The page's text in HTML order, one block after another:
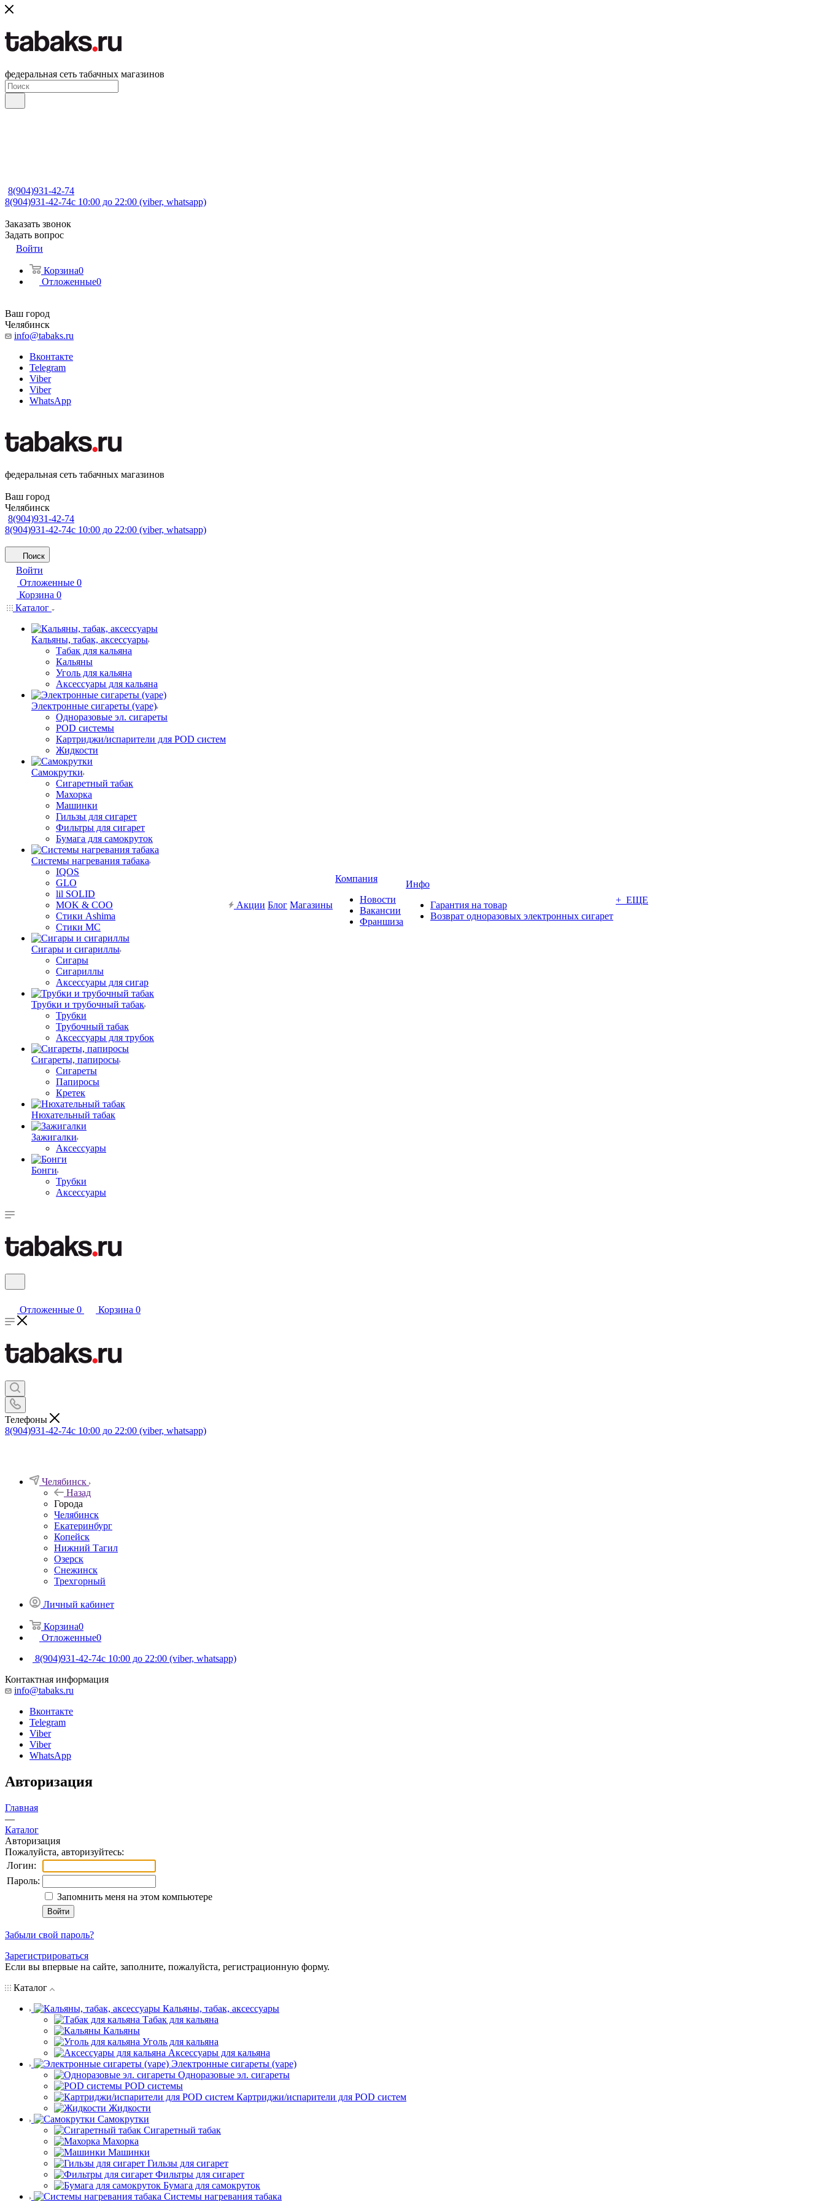
федеральная сеть табачных магазинов
8(904)931-42-74
8(904)931-42-74с 10:00 до 22:00 (viber, whatsapp)
Заказать звонок
Задать вопрос
Войти
Корзина0
Отложенные0
Ваш город
Челябинск
info@tabaks.ru
Вконтакте
Telegram
Viber
Viber
WhatsApp
федеральная сеть табачных магазинов
Ваш город
Челябинск
8(904)931-42-74
8(904)931-42-74с 10:00 до 22:00 (viber, whatsapp)
Поиск
Войти
Отложенные 0
Корзина 0
Каталог
Кальяны, табак, аксессуары
Табак для кальяна
Кальяны
Уголь для кальяна
Аксессуары для кальяна
Электронные сигареты (vape)
Одноразовые эл. сигареты
POD системы
Картриджи/испарители для POD систем
Жидкости
Самокрутки
Сигаретный табак
Махорка
Машинки
Гильзы для сигарет
Фильтры для сигарет
Бумага для самокруток
Системы нагревания табака
IQOS
GLO
lil SOLID
MOK & COO
Стики Ashima
Стики MC
Сигары и сигариллы
Сигары
Сигариллы
Аксессуары для сигар
Трубки и трубочный табак
Трубки
Трубочный табак
Аксессуары для трубок
Сигареты, папиросы
Сигареты
Папиросы
Кретек
Нюхательный табак
Зажигалки
Аксессуары
Бонги
Трубки
Аксессуары
Акции Блог Магазины
Компания
Новости
Вакансии
Франшиза
Инфо
Гарантия на товар
Возврат одноразовых электронных сигарет
+ ЕЩЕ
Отложенные 0 Корзина 0
Телефоны
8(904)931-42-74с 10:00 до 22:00 (viber, whatsapp)
Челябинск
Назад
Города
Челябинск
Екатеринбург
Копейск
Нижний Тагил
Озерск
Снежинск
Трехгорный
Личный кабинет
Корзина0
Отложенные0
8(904)931-42-74с 10:00 до 22:00 (viber, whatsapp)
Контактная информация
info@tabaks.ru
Вконтакте
Telegram
Viber
Viber
WhatsApp
Авторизация
Главная
—
Каталог
Авторизация
Пожалуйста, авторизуйтесь:
Логин:
Пароль:
Запомнить меня на этом компьютере
Забыли свой пароль?
Зарегистрироваться
Если вы впервые на сайте, заполните, пожалуйста, регистрационную форму.
Каталог
Кальяны, табак, аксессуары
Табак для кальяна
Кальяны
Уголь для кальяна
Аксессуары для кальяна
Электронные сигареты (vape)
Одноразовые эл. сигареты
POD системы
Картриджи/испарители для POD систем
Жидкости
Самокрутки
Сигаретный табак
Махорка
Машинки
Гильзы для сигарет
Фильтры для сигарет
Бумага для самокруток
Системы нагревания табака